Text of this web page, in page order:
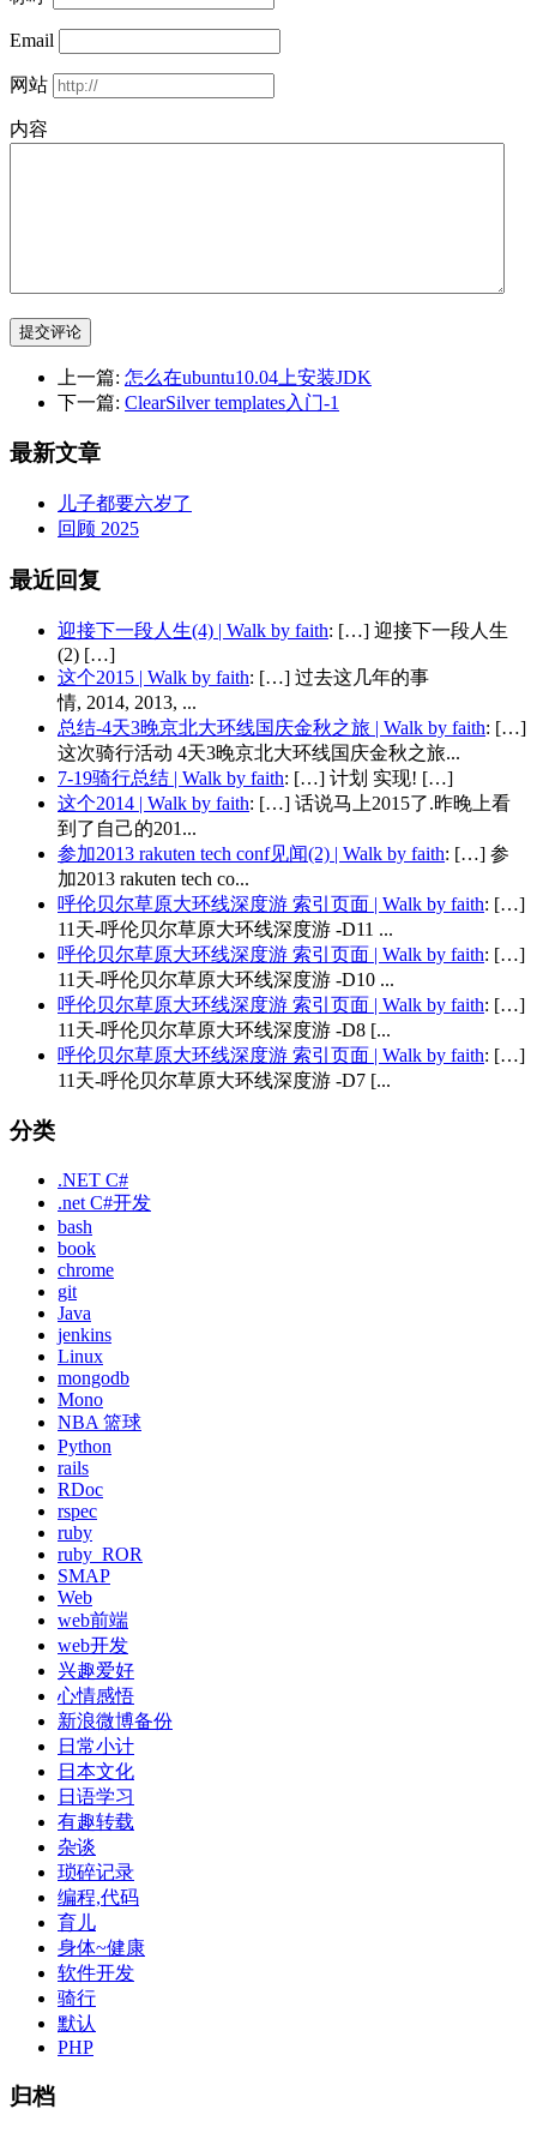
Email
网站
内容
提交评论
上一篇: 怎么在ubuntu10.04上安装JDK
下一篇: ClearSilver templates入门-1
最新文章
儿子都要六岁了
回顾 2025
最近回复
迎接下一段人生(4) | Walk by faith: […] 迎接下一段人生
(2) […]
这个2015 | Walk by faith: […] 过去这几年的事
情, 2014, 2013, ...
总结-4天3晚京北大环线国庆金秋之旅 | Walk by faith: […]
这次骑行活动 4天3晚京北大环线国庆金秋之旅...
7-19骑行总结 | Walk by faith: […] 计划 实现! […]
这个2014 | Walk by faith: […] 话说马上2015了.昨晚上看
到了自己的201...
参加2013 rakuten tech conf见闻(2) | Walk by faith: […] 参
加2013 rakuten tech co...
呼伦贝尔草原大环线深度游 索引页面 | Walk by faith: […]
11天-呼伦贝尔草原大环线深度游 -D11 ...
呼伦贝尔草原大环线深度游 索引页面 | Walk by faith: […]
11天-呼伦贝尔草原大环线深度游 -D10 ...
呼伦贝尔草原大环线深度游 索引页面 | Walk by faith: […]
11天-呼伦贝尔草原大环线深度游 -D8 [...
呼伦贝尔草原大环线深度游 索引页面 | Walk by faith: […]
11天-呼伦贝尔草原大环线深度游 -D7 [...
分类
.NET C#
.net C#开发
bash
book
chrome
git
Java
jenkins
Linux
mongodb
Mono
NBA 篮球
Python
rails
RDoc
rspec
ruby
ruby_ROR
SMAP
Web
web前端
web开发
兴趣爱好
心情感悟
新浪微博备份
日常小计
日本文化
日语学习
有趣转载
杂谈
琐碎记录
编程,代码
育儿
身体~健康
软件开发
骑行
默认
PHP
归档